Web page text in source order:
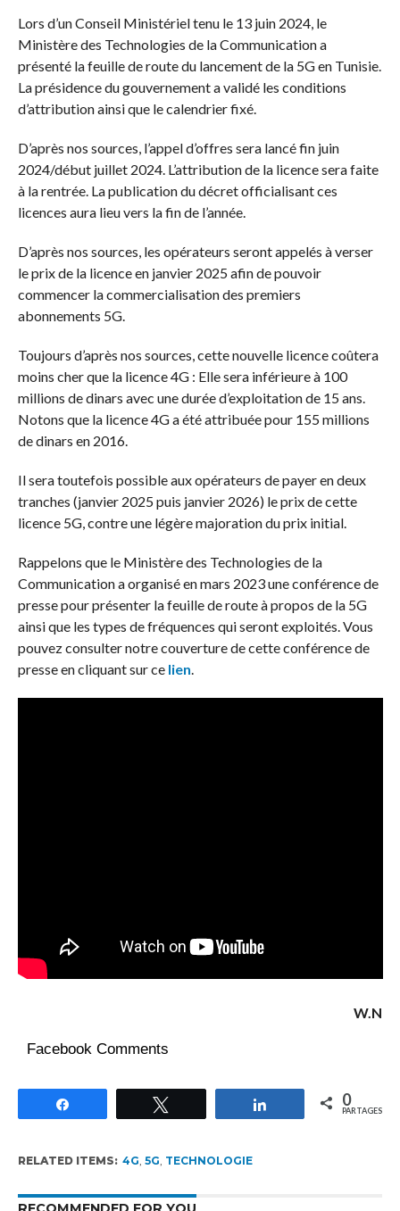
Lors d’un Conseil Ministériel tenu le 13 juin 2024, le
Ministère des Technologies de la Communication a
présenté la feuille de route du lancement de la 5G en Tunisie.
La présidence du gouvernement a validé les conditions
d’attribution ainsi que le calendrier fixé.
D’après nos sources, l’appel d’offres sera lancé fin juin
2024/début juillet 2024. L’attribution de la licence sera faite
à la rentrée. La publication du décret officialisant ces
licences aura lieu vers la fin de l’année.
D’après nos sources, les opérateurs seront appelés à verser
le prix de la licence en janvier 2025 afin de pouvoir
commencer la commercialisation des premiers
abonnements 5G.
Toujours d’après nos sources, cette nouvelle licence coûtera
moins cher que la licence 4G : Elle sera inférieure à 100
millions de dinars avec une durée d’exploitation de 15 ans.
Notons que la licence 4G a été attribuée pour 155 millions
de dinars en 2016.
Il sera toutefois possible aux opérateurs de payer en deux
tranches (janvier 2025 puis janvier 2026) le prix de cette
licence 5G, contre une légère majoration du prix initial.
Rappelons que le Ministère des Technologies de la
Communication a organisé en mars 2023 une conférence de
presse pour présenter la feuille de route à propos de la 5G
ainsi que les types de fréquences qui seront exploités. Vous
pouvez consulter notre couverture de cette conférence de
presse en cliquant sur ce lien.
W.N
Facebook Comments
Partagez 0
PARTAGES
RELATED ITEMS: 4G, 5G, TECHNOLOGIE